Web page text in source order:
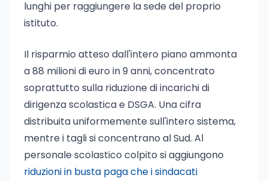
lunghi per raggiungere la sede del proprio
istituto.
Il risparmio atteso dall'intero piano ammonta
a 88 milioni di euro in 9 anni, concentrato
soprattutto sulla riduzione di incarichi di
dirigenza scolastica e DSGA. Una cifra
distribuita uniformemente sull'intero sistema,
mentre i tagli si concentrano al Sud. Al
personale scolastico colpito si aggiungono
riduzioni in busta paga che i sindacati